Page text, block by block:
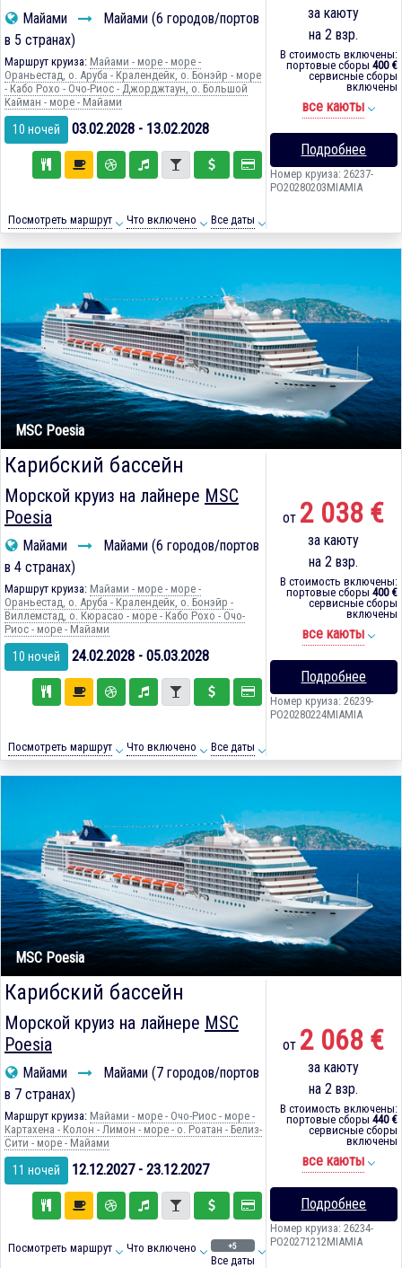
Майами
Майами (6 городов/портов
в 5 странах)
Маршрут круиза: Майами - море - море -
Ораньестад, о. Аруба - Кралендейк, о. Бонэйр - море
- Кабо Рохо - Очо-Риос - Джорджтаун, о. Большой
Кайман - море - Майами
10 ночей 03.02.2028 - 13.02.2028
Посмотреть маршрут Что включено Все даты
за каюту
на 2 взр.
В стоимость включены:
портовые сборы 400 €
сервисные сборы
включены
все каюты
Подробнее
Номер круиза: 26237-
PO20280203MIAMIA
MSC Poesia
Карибский бассейн
Морской круиз на лайнере MSC
Poesia
Майами
Майами (6 городов/портов
в 4 странах)
Маршрут круиза: Майами - море - море -
Ораньестад, о. Аруба - Кралендейк, о. Бонэйр -
Виллемстад, о. Кюрасао - море - Кабо Рохо - Очо-
Риос - море - Майами
10 ночей 24.02.2028 - 05.03.2028
Посмотреть маршрут Что включено Все даты
от 2 038 €
за каюту
на 2 взр.
В стоимость включены:
портовые сборы 400 €
сервисные сборы
включены
все каюты
Подробнее
Номер круиза: 26239-
PO20280224MIAMIA
MSC Poesia
Карибский бассейн
Морской круиз на лайнере MSC
Poesia
Майами
Майами (7 городов/портов
в 7 странах)
Маршрут круиза: Майами - море - Очо-Риос - море -
Картахена - Колон - Лимон - море - о. Роатан - Белиз-
Сити - море - Майами
11 ночей 12.12.2027 - 23.12.2027
Посмотреть маршрут Что включено +5
Все даты
от 2 068 €
за каюту
на 2 взр.
В стоимость включены:
портовые сборы 440 €
сервисные сборы
включены
все каюты
Подробнее
Номер круиза: 26234-
PO20271212MIAMIA